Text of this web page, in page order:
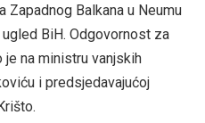
Zapadnog Balkana u Neumu
BiH. Odgovornost za
na ministru vanjskih
i predsjedavajućoj